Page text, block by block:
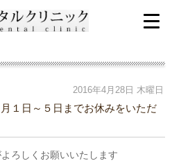
2016年4月28日 木曜日
１日～５日までお休みをいただ
ろしくお願いいたします